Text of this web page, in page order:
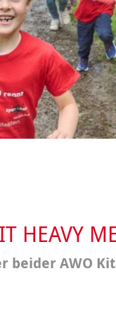
in
Lehrte,
Uetze
für Frauen bei
Gewalt
in der
Hannover
und
HEAVY
beider AWO